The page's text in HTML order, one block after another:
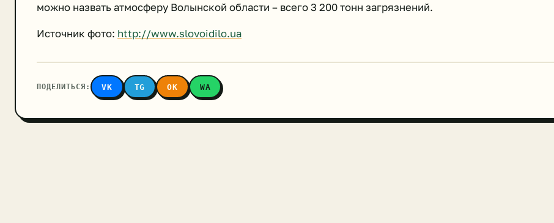
можно назвать атмосферу Волынской области – всего 3 200 тонн загрязнений.
Источник фото: http://www.slovoidilo.ua
ПОДЕЛИТЬСЯ: VK TG OK WA